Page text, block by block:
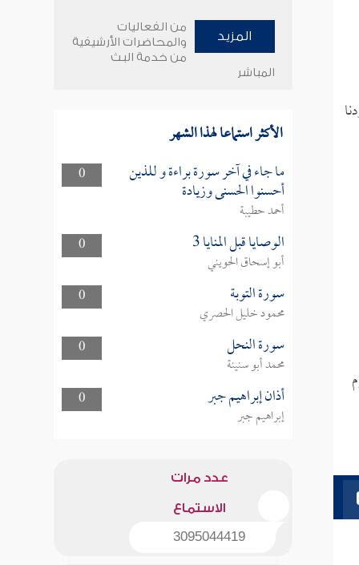
المزيد
من الفعاليات
والمحاضرات الأرشيفية
من خدمة البث
المباشر
الأكثر استماعا لهذا الشهر
0 ما جاء في آخر سورة براءة و للذين
أحسنوا الحسنى وزيادة
أحمد حطيبة
0
الوصايا قبل المنايا 3
أبو إسحاق الحويني
0
سورة التوبة
محمود خليل الحصري
0
سورة النحل
محمد أبو سنينة
0
أذان إبراهيم جبر
إبراهيم جبر
عدد مرات
الاستماع
3095044419